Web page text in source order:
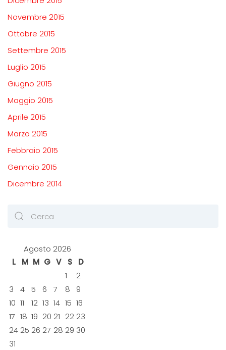
Novembre 2015
Ottobre 2015
Settembre 2015
Luglio 2015
Giugno 2015
Maggio 2015
Aprile 2015
Marzo 2015
Febbraio 2015
Gennaio 2015
Dicembre 2014
Agosto 2026
L
M M G V S
D
1
2
3
4 5 6 7 8
9
10 11 12 13 14 15 16
17 18 19 20 21 22 23
24 25 26 27 28 29 30
31